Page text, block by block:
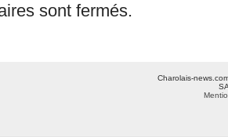
sont fermés.
Charolais-